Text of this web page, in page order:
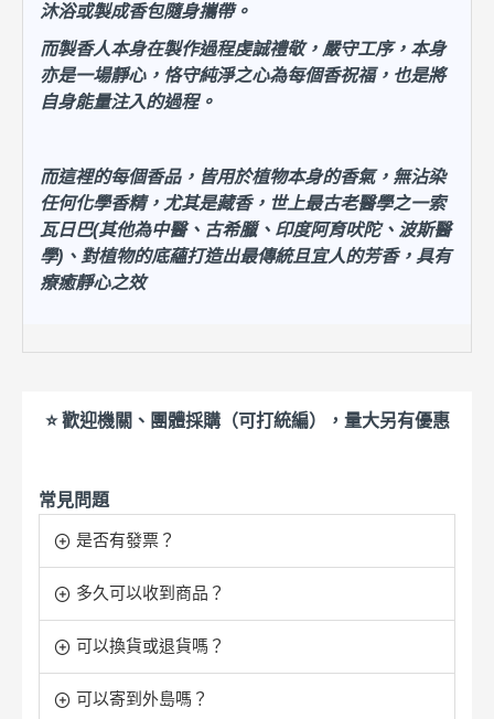
沐浴或製成香包隨身攜帶。
而製香人本身在製作過程虔誠禮敬，嚴守工序，本身
亦是一場靜心，恪守純淨之心為每個香祝福，也是將
自身能量注入的過程。
而這裡的每個香品，皆用於植物本身的香氣，無沾染
任何化學香精，尤其是藏香，世上最古老醫學之一索
瓦日巴(其他為中醫、古希臘、印度阿育吠陀、波斯醫
學)、對植物的底蘊打造出最傳統且宜人的芳香，具有
療癒靜心之效
⭐ 歡迎機關、團體採購（可打統編），量大另有優惠
常見問題
是否有發票？
多久可以收到商品？
可以換貨或退貨嗎？
可以寄到外島嗎？